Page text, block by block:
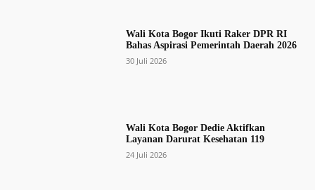
Wali Kota Bogor Ikuti Raker DPR RI
Bahas Aspirasi Pemerintah Daerah 2026
30 Juli 2026
Wali Kota Bogor Dedie Aktifkan
Layanan Darurat Kesehatan 119
24 Juli 2026